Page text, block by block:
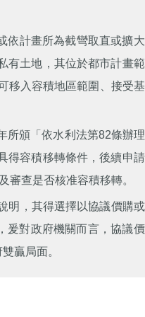
依計畫所為截彎取直或擴
有土地，其位於都市計畫
移入容積地區範圍、接受
所頒「依水利法第82條辦
得容積移轉條件，後續申
審查是否核准容積移轉。
明，其得選擇以協議價購
爰對政府機關而言，協議
贏局面。